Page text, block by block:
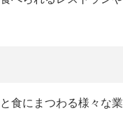
食にまつわる様々な